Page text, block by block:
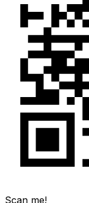
Scan me!